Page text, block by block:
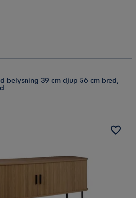
belysning 39 cm djup 56 cm bred,